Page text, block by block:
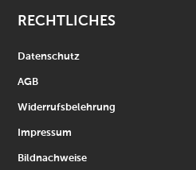
RECHTLICHES
Datenschutz
AGB
Widerrufsbelehrung
Impressum
Bildnachweise